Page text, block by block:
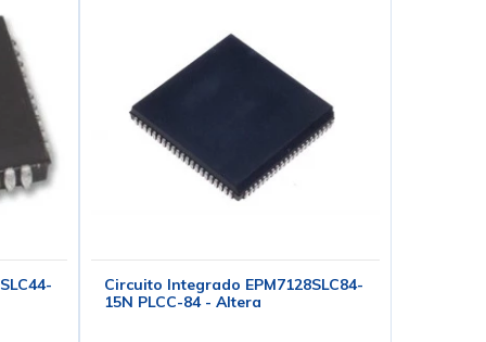
Circuito Integrado EPM7128SLC84-
15N PLCC-84 - Altera